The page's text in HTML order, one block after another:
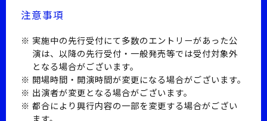
注意事項
実施中の先行受付にて多数のエントリーがあった公
演は、以降の先行受付・一般発売等では受付対象外
となる場合がございます。
開場時間・開演時間が変更になる場合がございます。
出演者が変更となる場合がございます。
都合により興行内容の一部を変更する場合がござい